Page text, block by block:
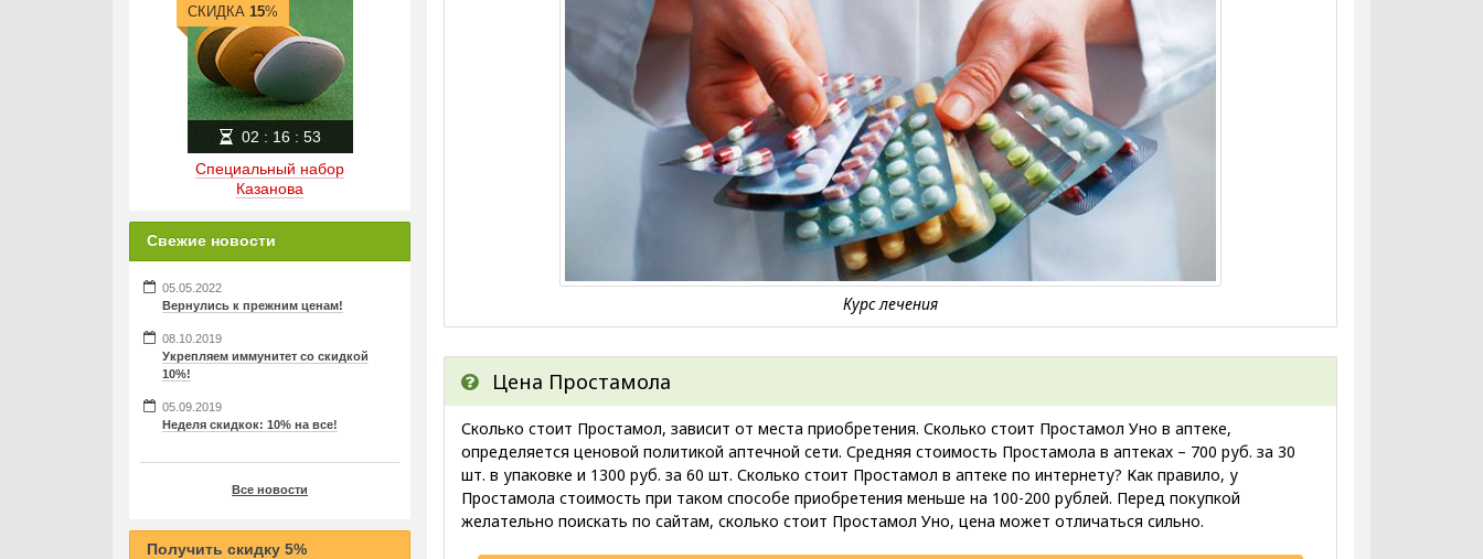
Цена Простамола
Сколько стоит Простамол, зависит от места приобретения. Сколько стоит Простамол Уно в аптеке,
определяется ценовой политикой аптечной сети. Средняя стоимость Простамола в аптеках – 700 руб. за 30
шт. в упаковке и 1300 руб. за 60 шт. Сколько стоит Простамол в аптеке по интернету? Как правило, у
Простамола стоимость при таком способе приобретения меньше на 100-200 рублей. Перед покупкой
желательно поискать по сайтам, сколько стоит Простамол Уно, цена может отличаться сильно.
Специальный набор
Казанова
СКИДКА 15%
02 : 16: 52
Свежие новости
05.05.2022
Вернулись к прежним ценам!
08.10.2019
Укрепляем иммунитет со скидкой
10%!
05.09.2019
Неделя скидкок: 10% на все!
Все новости
Получить скидку 5%